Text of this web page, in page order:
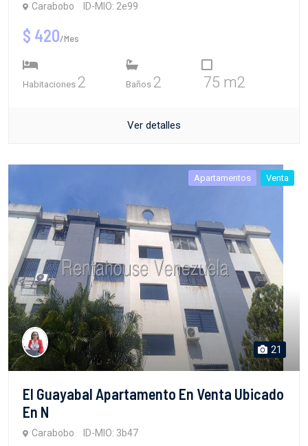
Carabobo ID-MIO: 2e99
$ 420/Mes
Habitaciones 2 Baños 2 75 m2
Ver detalles
Apartamentos Venta
21
El Guayabal Apartamento En Venta Ubicado
En N
Carabobo ID-MIO: 3b47